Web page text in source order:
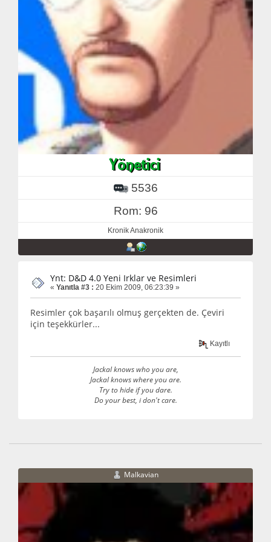
5536
Rom: 96
Kronik Anakronik
Ynt: D&D 4.0 Yeni Irklar ve Resimleri
« Yanıtla #3 : 20 Ekim 2009, 06:23:39 »
Resimler çok başarılı olmuş gerçekten de. Çeviri
için teşekkürler...
Kayıtlı
Jackal knows who you are,
Jackal knows where you are.
Try to hide if you dare.
Do your best, i don't care.
Malkavian